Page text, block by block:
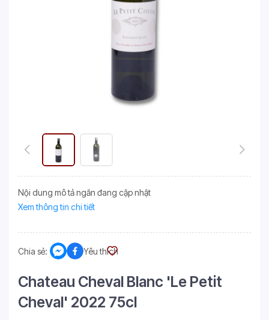
Nội dung mô tả ngắn đang cập nhật
Xem thông tin chi tiết
Chia sẻ: Yêu thích
Chateau Cheval Blanc 'Le Petit
Cheval' 2022 75cl